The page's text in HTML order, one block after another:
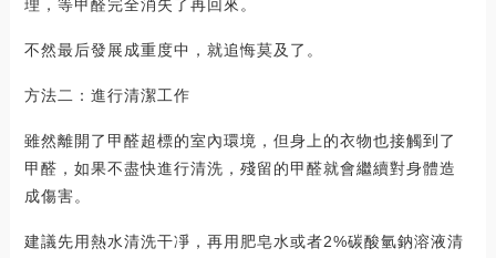
理，等甲醛完全消失了再回來。
不然最后發展成重度中，就追悔莫及了。
方法二：進行清潔工作
雖然離開了甲醛超標的室內環境，但身上的衣物也接觸到了
甲醛，如果不盡快進行清洗，殘留的甲醛就會繼續對身體造
成傷害。
建議先用熱水清洗干凈，再用肥皂水或者2%碳酸氫鈉溶液清